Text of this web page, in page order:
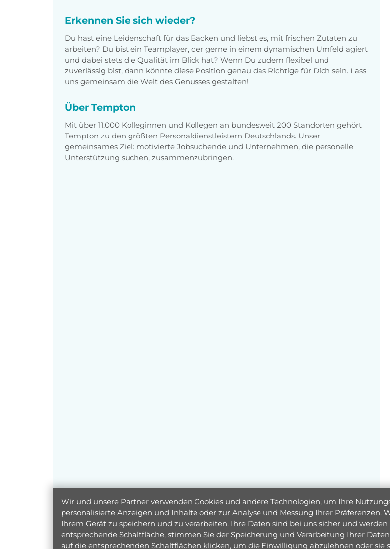
Erkennen Sie sich wieder?
Du hast eine Leidenschaft für das Backen und liebst es, mit frischen Zutaten zu
arbeiten? Du bist ein Teamplayer, der gerne in einem dynamischen Umfeld agiert
und dabei stets die Qualität im Blick hat? Wenn Du zudem flexibel und
zuverlässig bist, dann könnte diese Position genau das Richtige für Dich sein. Lass
uns gemeinsam die Welt des Genusses gestalten!
Über Tempton
Mit über 11.000 Kolleginnen und Kollegen an bundesweit 200 Standorten gehört
Tempton zu den größten Personaldienstleistern Deutschlands. Unser
gemeinsames Ziel: motivierte Jobsuchende und Unternehmen, die personelle
Unterstützung suchen, zusammenzubringen.
Wir und unsere Partner verwenden Cookies und andere Technologien, um Ihre
personalisierte Anzeigen und Inhalte oder zur Analyse und Messung Ihrer
Ihrem Gerät zu speichern und zu verarbeiten. Ihre Daten sind bei uns sicher und
entsprechende Schaltfläche, stimmen Sie der Speicherung und Verarbeitung Ihrer
auf die entsprechenden Schaltflächen klicken, um die Einwilligung abzulehnen oder